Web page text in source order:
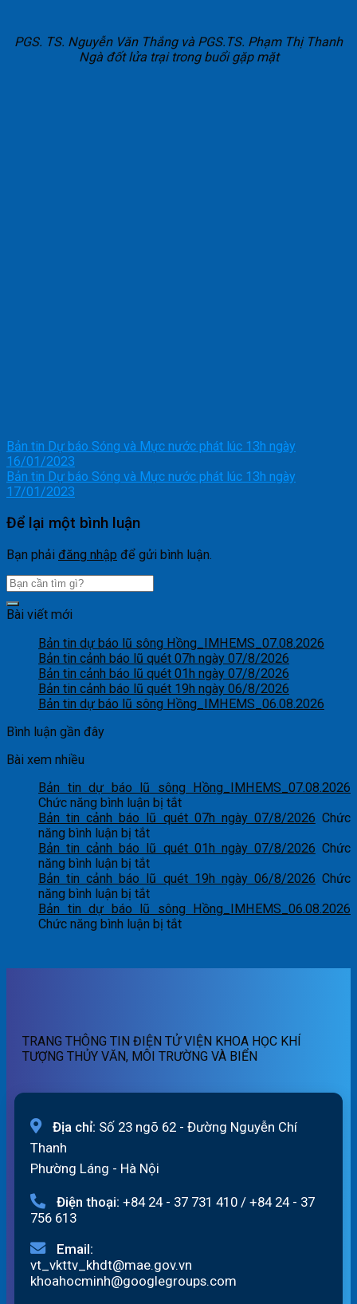
PGS. TS. Nguyễn Văn Thắng và PGS.TS. Phạm Thị Thanh
Ngà đốt lửa trại trong buổi gặp mặt
Bản tin Dự báo Sóng và Mực nước phát lúc 13h ngày
16/01/2023
Bản tin Dự báo Sóng và Mực nước phát lúc 13h ngày
17/01/2023
Để lại một bình luận
Bạn phải đăng nhập để gửi bình luận.
Bài viết mới
Bản tin dự báo lũ sông Hồng_IMHEMS_07.08.2026
Bản tin cảnh báo lũ quét 07h ngày 07/8/2026
Bản tin cảnh báo lũ quét 01h ngày 07/8/2026
Bản tin cảnh báo lũ quét 19h ngày 06/8/2026
Bản tin dự báo lũ sông Hồng_IMHEMS_06.08.2026
Bình luận gần đây
Bài xem nhiều
Bản tin dự báo lũ sông Hồng_IMHEMS_07.08.2026
Chức năng bình luận bị tắtở
Bản
dự
lũ
Hồng_IMHEMS_07.08.2026
Bản tin cảnh báo lũ quét 07h ngày 07/8/2026 Chức
năng bình luận bị tắtở
Bản
tin
cảnh
báo
lũ
quét
07/8/2026
Bản tin cảnh báo lũ quét 01h ngày 07/8/2026 Chức
năng bình luận bị tắtở
Bản
tin
cảnh
báo
01h
Bản tin cảnh báo lũ quét 19h ngày 06/8/2026 Chức
năng bình luận bị tắtở
Bản
tin
lũ
06/8/2026
Bản tin dự báo lũ sông Hồng_IMHEMS_06.08.2026
Chức năng bình luận bị tắtở
dự
TRANG THÔNG TIN ĐIỆN TỬ VIỆN KHOA HỌC KHÍ
TƯỢNG THỦY VĂN, MÔI TRƯỜNG VÀ BIỂN
Địa chỉ: Số 23 ngõ 62 - Đường Nguyễn Chí
Thanh
Phường Láng - Hà Nội
Điện thoại: +84 24 - 37 731 410 / +84 24 - 37
756 613
Email:
vt_vkttv_khdt@mae.gov.vn
khoahocminh@googlegroups.com